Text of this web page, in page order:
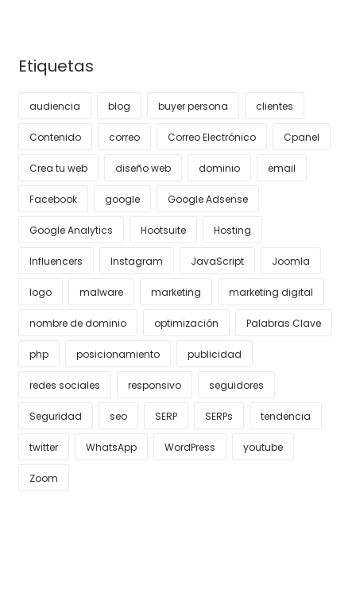
Etiquetas
audiencia blog buyer persona clientes
Contenido correo Correo Electrónico Cpanel
Crea tu web diseño web dominio email
Facebook google Google Adsense
Google Analytics Hootsuite Hosting
Influencers Instagram JavaScript Joomla
logo malware marketing marketing digital
nombre de dominio optimización Palabras Clave
php posicionamiento publicidad
redes sociales responsivo seguidores
Seguridad seo SERP SERPs tendencia
twitter WhatsApp WordPress youtube
Zoom